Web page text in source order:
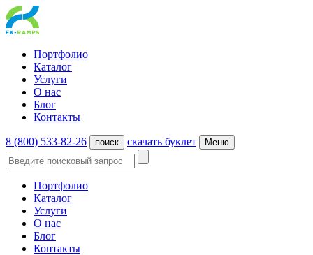
Портфолио
Каталог
Услуги
О нас
Блог
Контакты
8 (800) 533-82-26 поиск cкачать буклет Меню
Портфолио
Каталог
Услуги
О нас
Блог
Контакты